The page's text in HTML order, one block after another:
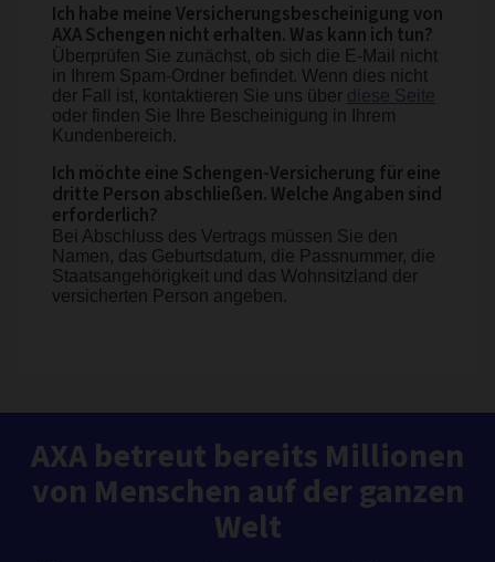
Ich habe meine Versicherungsbescheinigung von
AXA Schengen nicht erhalten. Was kann ich tun?
Überprüfen Sie zunächst, ob sich die E-Mail nicht
in Ihrem Spam-Ordner befindet. Wenn dies nicht
der Fall ist, kontaktieren Sie uns über diese Seite
oder finden Sie Ihre Bescheinigung in Ihrem
Kundenbereich.
Ich möchte eine Schengen-Versicherung für eine
dritte Person abschließen. Welche Angaben sind
erforderlich?
Bei Abschluss des Vertrags müssen Sie den
Namen, das Geburtsdatum, die Passnummer, die
Staatsangehörigkeit und das Wohnsitzland der
versicherten Person angeben.
AXA betreut bereits Millionen
von Menschen auf der ganzen
Welt